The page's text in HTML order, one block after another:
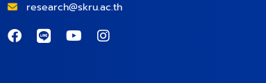
research@skru.ac.th